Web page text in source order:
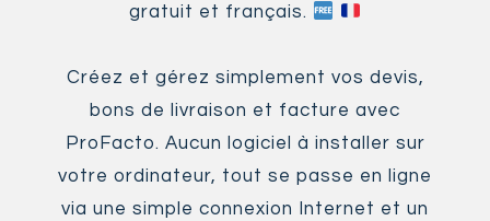
gratuit et français.
Créez et gérez simplement vos devis,
bons de livraison et facture avec
ProFacto. Aucun logiciel à installer sur
votre ordinateur, tout se passe en ligne
via une simple connexion Internet et un